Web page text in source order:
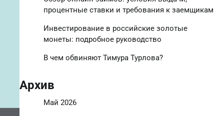
процентные ставки и требования к заемщикам
Инвестирование в российские золотые
монеты: подробное руководство
В чем обвиняют Тимура Турлова?
Архив
Май 2026